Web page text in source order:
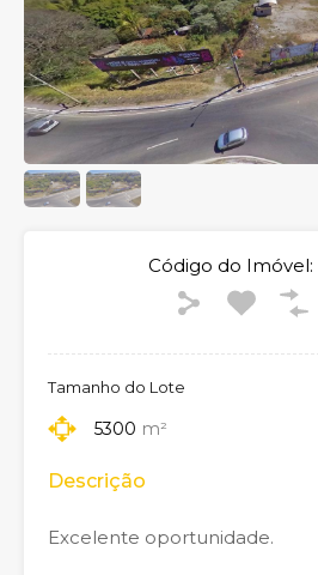
Código do Imóvel:
Tamanho do Lote
5300 m²
Descrição
Excelente oportunidade.